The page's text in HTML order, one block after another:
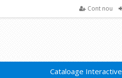
Cont nou
Cataloage Interactive